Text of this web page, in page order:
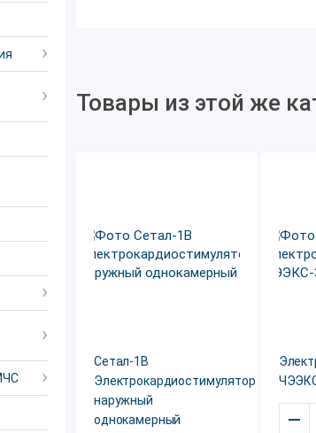
Товары из этой же
Сетал-1В
Электрокардиостимулятор
наружный
однокамерный
–